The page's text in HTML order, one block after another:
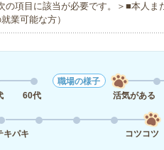
項目に該当が必要です。＞■本人ま
業可能な方）
60代
職場の様子
活気がある
キパキ
コツコツ